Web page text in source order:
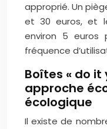
approprié. Un
et 30 euros, et
environ 5 euros
fréquence
Boîtes « do it
approche
écologique
Il existe de